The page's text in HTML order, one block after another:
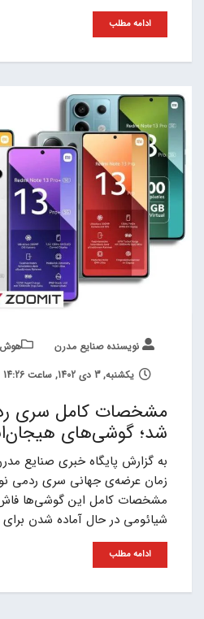
ادامه مطلب
نویسنده صنایع مدرن
هوش
یکشنبه, 3 دی 1402, ساعت 14:26
شد؛ گوشی‌های
به گزارش پایگاه خبری صنایع
مشخصات کامل این گوشی‌ها
شیائومی در حال آماده شدن
ادامه مطلب